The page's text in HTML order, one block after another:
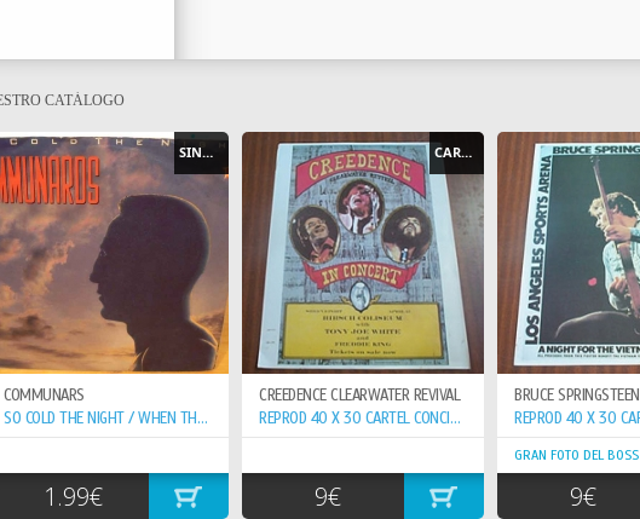
CATÁLOGO
SINGLE
COMMUNARS
SO COLD THE NIGHT / WHEN THE WALLS COME...
1.99€
CARTEL - POSTER
CREEDENCE CLEARWATER REVIVAL
REPROD 40 X 30 CARTEL CONCIERTO 15-6- ,
9€
BRUCE SPRINGSTEEN
GRAN FOTO DEL BOSS
9€